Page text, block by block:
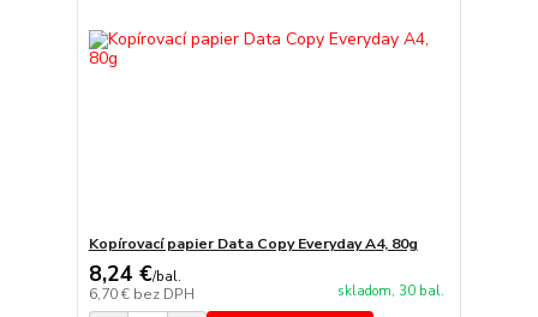
Kopírovací papier Data Copy Everyday A4, 80g
8,24 €/bal.
6,70 € bez DPH skladom, 30 bal.